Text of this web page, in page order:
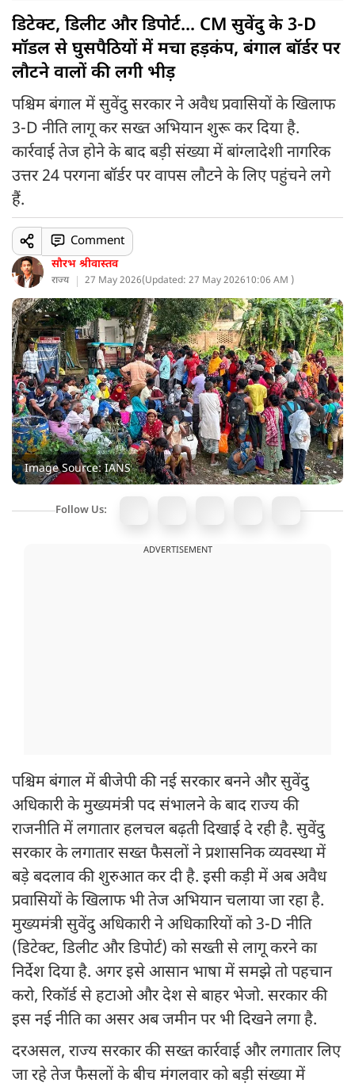
डिटेक्ट, डिलीट और डिपोर्ट... CM सुवेंदु के 3-D
मॉडल से घुसपैठियों में मचा हड़कंप, बंगाल बॉर्डर पर
लौटने वालों की लगी भीड़
पश्चिम बंगाल में सुवेंदु सरकार ने अवैध प्रवासियों के खिलाफ
3-D नीति लागू कर सख्त अभियान शुरू कर दिया है.
कार्रवाई तेज होने के बाद बड़ी संख्या में बांग्लादेशी नागरिक
उत्तर 24 परगना बॉर्डर पर वापस लौटने के लिए पहुंचने लगे
हैं.
सौरभ श्रीवास्तव
राज्य 27 May 2026(Updated: 27 May 202610:06 AM )
Comment
Image Source: IANS
Follow Us:
ADVERTISEMENT
पश्चिम बंगाल में बीजेपी की नई सरकार बनने और सुवेंदु
अधिकारी के मुख्यमंत्री पद संभालने के बाद राज्य की
राजनीति में लगातार हलचल बढ़ती दिखाई दे रही है. सुवेंदु
सरकार के लगातार सख्त फैसलों ने प्रशासनिक व्यवस्था में
बड़े बदलाव की शुरुआत कर दी है. इसी कड़ी में अब अवैध
प्रवासियों के खिलाफ भी तेज अभियान चलाया जा रहा है.
मुख्यमंत्री सुवेंदु अधिकारी ने अधिकारियों को 3-D नीति
(डिटेक्ट, डिलीट और डिपोर्ट) को सख्ती से लागू करने का
निर्देश दिया है. अगर इसे आसान भाषा में समझे तो पहचान
करो, रिकॉर्ड से हटाओ और देश से बाहर भेजो. सरकार की
इस नई नीति का असर अब जमीन पर भी दिखने लगा है.
दरअसल, राज्य सरकार की सख्त कार्रवाई और लगातार लिए
जा रहे तेज फैसलों के बीच मंगलवार को बड़ी संख्या में